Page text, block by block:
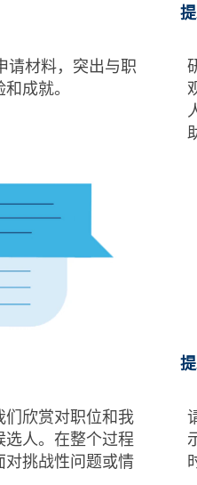
请材料，突出与职
成就。
们欣赏对职位和我
人。在整个过程
对挑战性问题或情